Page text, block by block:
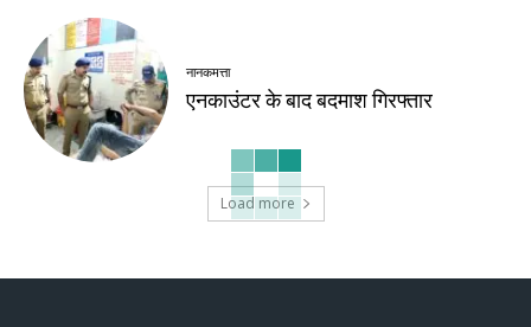
नानकमत्ता
एनकाउंटर के बाद बदमाश गिरफ्तार
Load more